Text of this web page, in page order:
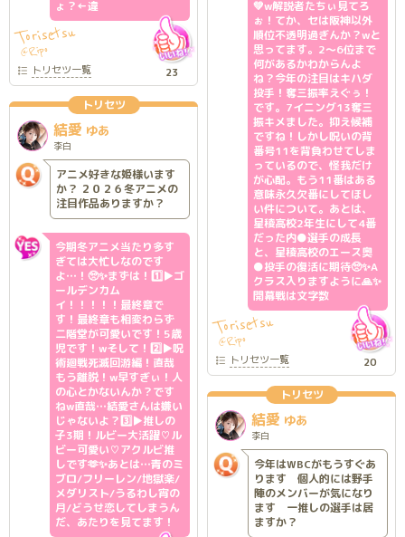
ょ？←違
トリセツ一覧 23
Torisetsu
@Ripo
💚w解説者たちぃ見てろ
ぉ！てか、セは阪神以外
順位不透明過ぎんか？wと
思ってます。2～6位まで
何があるかわからんよ
ね？今年の注目はキハダ
投手！奪三振率えぐぅ！
です。7イニング13奪三
振キメました。抑え候補
ですね！しかし呪いの背
番号11を背負わせてしま
っているので、怪我だけ
が心配。もう11番はある
意味永久欠番にしてほし
い件について。あとは、
星稜高校2年生にして4番
だった内●選手の成長
と、星稜高校のエース奥
●投手の復活に期待🥺✨A
クラス入りますように🙏✨
開幕戦は文字数
トリセツ一覧 20
Torisetsu
@Ripo
トリセツ
結愛 ゆあ
李白
アニメ好きな姫様います
か？ ２０２６冬アニメの
注目作品ありますか？
今期冬アニメ当たり多す
ぎては大忙しなのです
よ…！🥺✨まずは！1️⃣▶️ゴ
ールデンカム
イ！！！！！最終章で
す！最終章も相変わらず
二階堂が可愛いです！5歳
児です！wそして！2️⃣▶️呪
術廻戦死滅回游編！直哉
もう離脱！w早すぎぃ！人
の心とかないんか？です
ねw直哉…結愛さんは嫌い
じゃないよ？3️⃣▶️推しの
子3期！ルビー大活躍♡ル
ビー可愛い♡アクルビ推
しです🫶✨あとは…青のミ
ブロ/フリーレン/地獄楽/
メダリスト/うるわし宵の
月/どうせ恋してしまうん
だ、あたりを見てます！
トリセツ
結愛 ゆあ
李白
今年はWBCがもうすぐあ
ります 個人的には野手
陣のメンバーが気になり
ます 一推しの選手は居
ますか？